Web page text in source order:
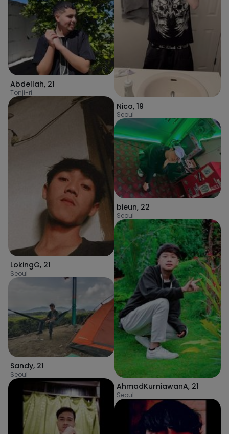
Abdellah, 21
Tonji-ri
LokingG, 21
Seoul
Sandy, 21
Seoul
Nico, 19
Seoul
bieun, 22
Seoul
AhmadKurniawanA, 21
Seoul